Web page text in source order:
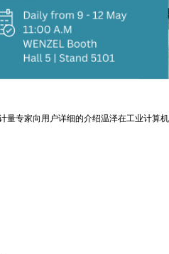
量专家向用户详细的介绍温泽在工业计算